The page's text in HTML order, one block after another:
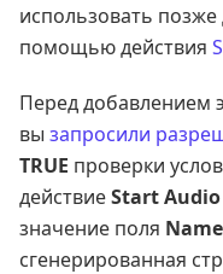
использовать позже
помощью действия
Перед добавлением
вы запросили
TRUE проверки
действиеStart
значение поля Name
сгенерированная